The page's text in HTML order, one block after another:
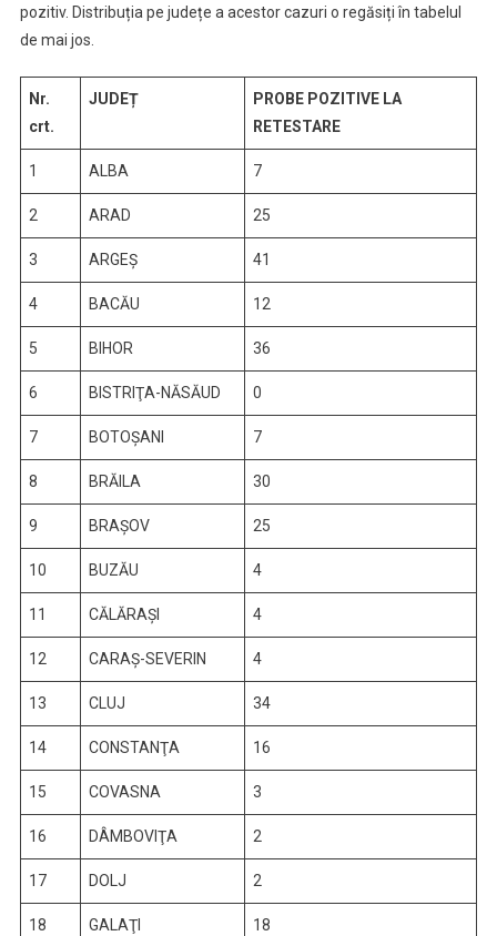
pozitiv. Distribuția pe județe a acestor cazuri o regăsiți în tabelul
de mai jos.
Nr.
crt.
JUDEȚ
PROBE POZITIVE LA
RETESTARE
1 ALBA 7
2 ARAD 25
3 ARGEŞ 41
4 BACĂU 12
5 BIHOR 36
6 BISTRIŢA-NĂSĂUD 0
7 BOTOŞANI 7
8 BRĂILA 30
9 BRAŞOV 25
10 BUZĂU 4
11 CĂLĂRAŞI 4
12 CARAŞ-SEVERIN 4
13 CLUJ 34
14 CONSTANŢA 16
15 COVASNA 3
16 DÂMBOVIŢA 2
17 DOLJ 2
18 GALAŢI 18